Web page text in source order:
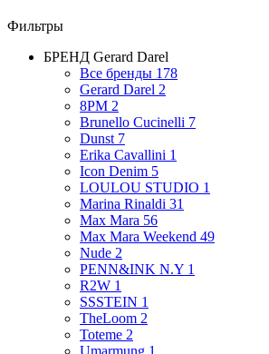
Фильтры
БРЕНД Gerard Darel
Все бренды 178
Gerard Darel 2
8PM 2
Brunello Cucinelli 7
Dunst 7
Erika Cavallini 1
Icon Denim 5
LOULOU STUDIO 1
Marina Rinaldi 31
Max Mara 56
Max Mara Weekend 49
Nude 2
PENN&INK N.Y 1
R2W 1
SSSTEIN 1
TheLoom 2
Toteme 2
Umarmung 1